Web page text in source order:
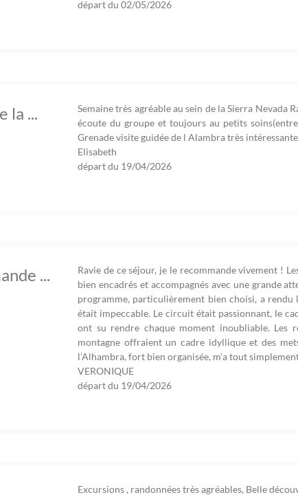
départ du 02/05/2026
la ...
Semaine très agréable au sein de la Sierra Nevada
écoute du groupe et toujours au petits
Grenade visite guidée de l Alambra très
Elisabeth
départ du 19/04/2026
...
Ravie de ce séjour, je le recommande vivement !
bien encadrés et accompagnés avec une grande
programme, particulièrement bien choisi, a rendu
était impeccable. Le circuit était passionnant, le
ont su rendre chaque moment inoubliable. Les
montagne offraient un cadre idyllique et des
l’Alhambra, fort bien organisée, m’a tout
VERONIQUE
départ du 19/04/2026
Excursions , randonnées très agréables, Belle